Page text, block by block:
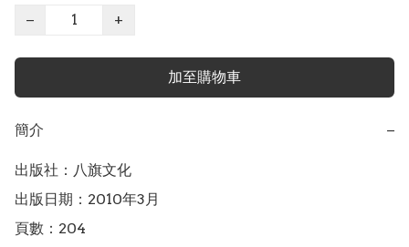
−
+
加至購物車
簡介 −
出版社：八旗文化
出版日期：2010年3月
頁數：204